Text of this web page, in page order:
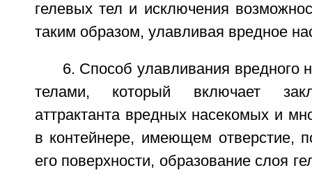
гелевых тел и исключения
таким образом, улавливая вредное
6. Способ улавливания вредного
телами, который включает
аттрактанта вредных насекомых и
в контейнере, имеющем отверстие,
его поверхности, образование слоя